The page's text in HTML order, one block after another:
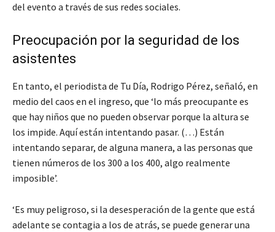
del evento a través de sus redes sociales.
Preocupación por la seguridad de los
asistentes
En tanto, el periodista de Tu Día, Rodrigo Pérez, señaló, en
medio del caos en el ingreso, que ‘lo más preocupante es
que hay niños que no pueden observar porque la altura se
los impide. Aquí están intentando pasar. (…) Están
intentando separar, de alguna manera, a las personas que
tienen números de los 300 a los 400, algo realmente
imposible’.
‘Es muy peligroso, si la desesperación de la gente que está
adelante se contagia a los de atrás, se puede generar una